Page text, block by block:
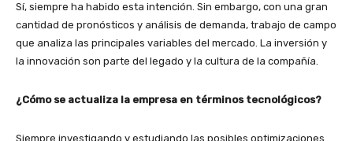
Sí, siempre ha habido esta intención. Sin embargo, con una gran
cantidad de pronósticos y análisis de demanda, trabajo de campo
que analiza las principales variables del mercado. La inversión y
la innovación son parte del legado y la cultura de la compañía.
¿Cómo se actualiza la empresa en términos tecnológicos?
Siempre investigando y estudiando las posibles optimizaciones